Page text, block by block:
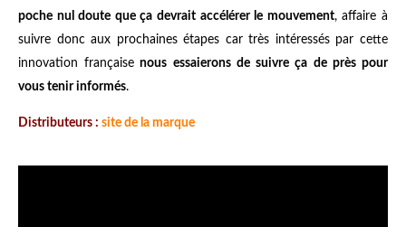
poche nul doute que ça devrait accélérer le mouvement, affaire à
suivre donc aux prochaines étapes car très intéressés par cette
innovation française nous essaierons de suivre ça de près pour
vous tenir informés.
Distributeurs : site de la marque